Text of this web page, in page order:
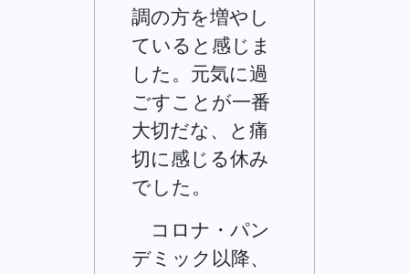
調の方を増やし
ていると感じま
した。元気に過
ごすことが一番
大切だな、と痛
切に感じる休み
でした。
コロナ・パン
デミック以降、